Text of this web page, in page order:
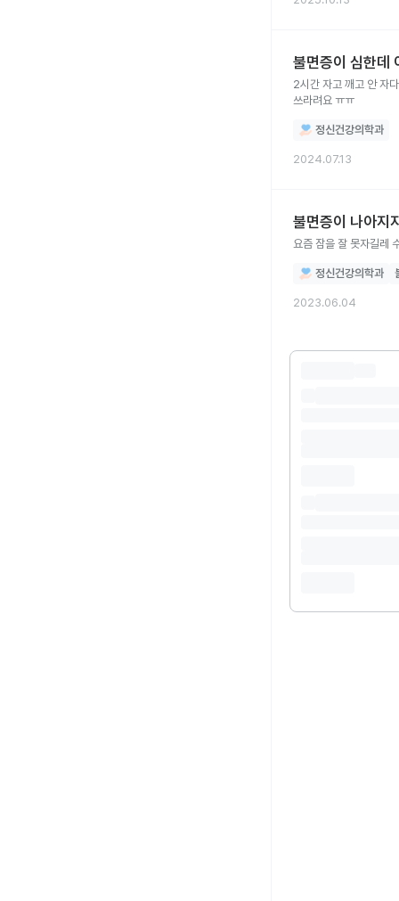
불면증이 심한데
2시간 자고 깨고 안 자
쓰라려요 ㅠㅠ
정신건강의학과
2024.07.13
불면증이 나아지
요즘 잠을 잘 못자길레
정신건강의학과
2023.06.04